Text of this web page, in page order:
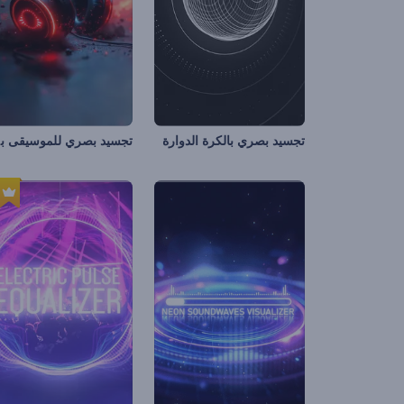
تجسيد بصري بالكرة الدوارة